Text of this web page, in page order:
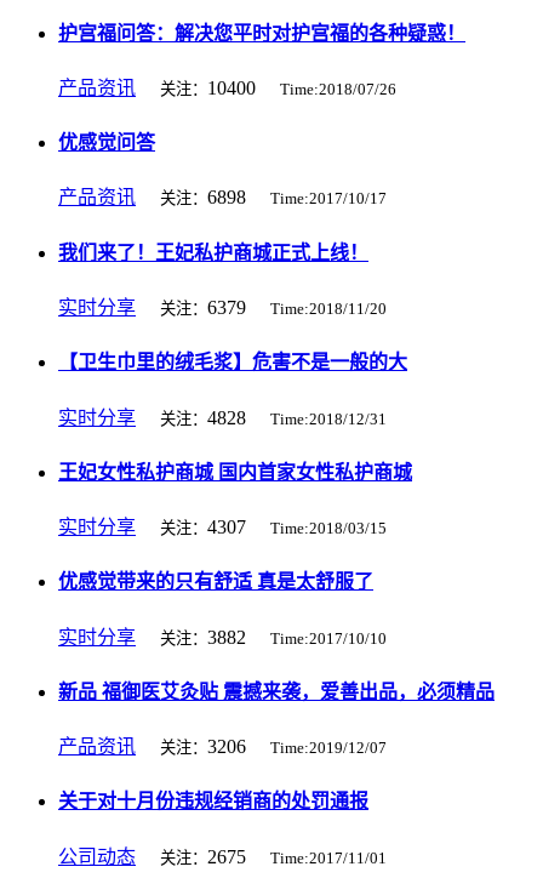
护宫福问答：解决您平时对护宫福的各种疑惑！
产品资讯 关注： 10400 Time:2018/07/26
优感觉问答
产品资讯 关注： 6898 Time:2017/10/17
我们来了！王妃私护商城正式上线！
实时分享 关注： 6379 Time:2018/11/20
【卫生巾里的绒毛浆】危害不是一般的大
实时分享 关注： 4828 Time:2018/12/31
王妃女性私护商城 国内首家女性私护商城
实时分享 关注： 4307 Time:2018/03/15
优感觉带来的只有舒适 真是太舒服了
实时分享 关注： 3882 Time:2017/10/10
新品 福御医艾灸贴 震撼来袭，爱善出品，必须精品
产品资讯 关注： 3206 Time:2019/12/07
关于对十月份违规经销商的处罚通报
公司动态 关注： 2675 Time:2017/11/01